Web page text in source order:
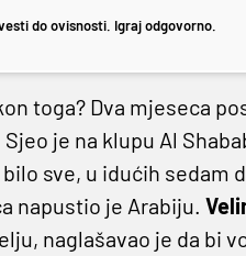
do ovisnosti. Igraj odgovorno.
toga? Dva mjeseca
je na klupu Al
sve, u idućih sedam
napustio je Arabiju.
naglašavao je da bi